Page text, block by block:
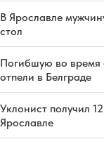
В Ярославле
стол
Погибшую во время
отпели в Белграде
Уклонист получил
Ярославле